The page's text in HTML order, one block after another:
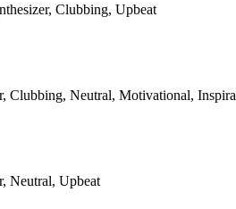
Clubbing, Upbeat
Clubbing, Neutral, Motivational,
Neutral, Upbeat